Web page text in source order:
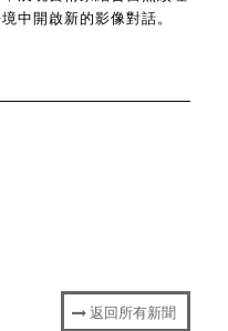
中開啟新的影像對話。
返回所有新聞